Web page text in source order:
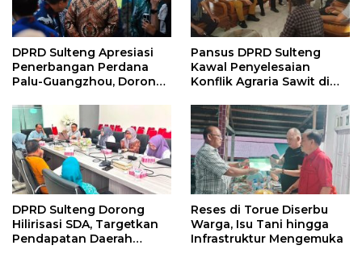
DPRD Sulteng Apresiasi
Penerbangan Perdana
Palu-Guangzhou, Dorong
Pansus DPRD Sulteng
Kawal Penyelesaian
Konflik Agraria Sawit di
DPRD Sulteng Dorong
Hilirisasi SDA, Targetkan
Pendapatan Daerah
Reses di Torue Diserbu
Warga, Isu Tani hingga
Infrastruktur Mengemuka